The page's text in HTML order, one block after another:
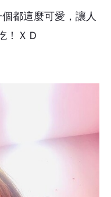
都這麼可愛，讓人
！ＸＤ